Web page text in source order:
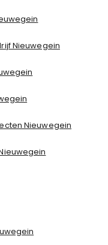
Nieuwegein
Nieuwegein